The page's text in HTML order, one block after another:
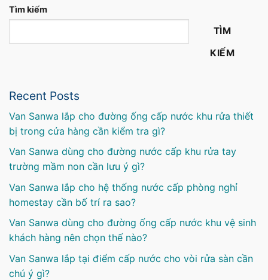
Tìm kiếm
TÌM
KIẾM
Recent Posts
Van Sanwa lắp cho đường ống cấp nước khu rửa thiết
bị trong cửa hàng cần kiểm tra gì?
Van Sanwa dùng cho đường nước cấp khu rửa tay
trường mầm non cần lưu ý gì?
Van Sanwa lắp cho hệ thống nước cấp phòng nghỉ
homestay cần bố trí ra sao?
Van Sanwa dùng cho đường ống cấp nước khu vệ sinh
khách hàng nên chọn thế nào?
Van Sanwa lắp tại điểm cấp nước cho vòi rửa sàn cần
chú ý gì?